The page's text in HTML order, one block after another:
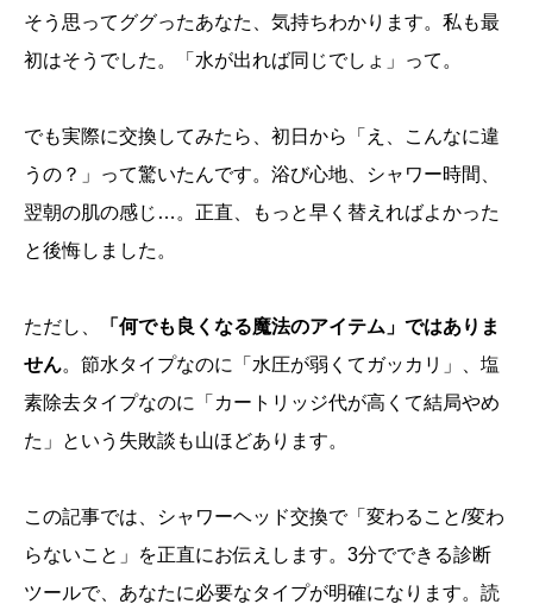
そう思ってググったあなた、気持ちわかります。私も最
初はそうでした。「水が出れば同じでしょ」って。
でも実際に交換してみたら、初日から「え、こんなに違
うの？」って驚いたんです。浴び心地、シャワー時間、
翌朝の肌の感じ…。正直、もっと早く替えればよかった
と後悔しました。
ただし、
「何でも良くなる魔法のアイテム」ではありま
せん。節水タイプなのに「水圧が弱くてガッカリ」、塩
素除去タイプなのに「カートリッジ代が高くて結局やめ
た」という失敗談も山ほどあります。
この記事では、シャワーヘッド交換で「変わること/変わ
らないこと」を正直にお伝えします。3分でできる診断
ツールで、あなたに必要なタイプが明確になります。読